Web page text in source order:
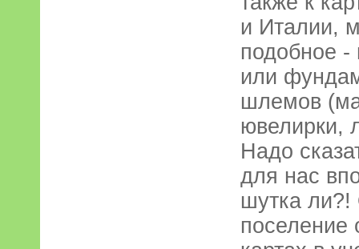
и Италии,
подобное
или
шлемов
ювелирки,
Надо
для нас
шутка
поселение